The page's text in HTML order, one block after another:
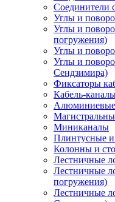
Соединители
Углы и
Углы и
погружения)
Углы и
Углы и
Сендзимира)
Фиксаторы
Кабель-
Алюминиевые
Миниканалы
Плинтусные и
Колонны и
Лестничные
Лестничные
погружения)
Лестничные